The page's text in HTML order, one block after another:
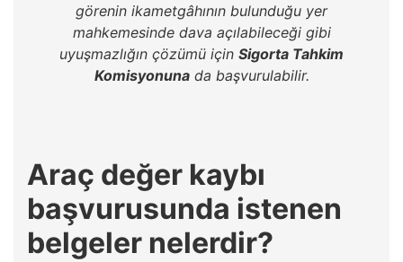
görenin ikametgâhının bulunduğu yer
mahkemesinde dava açılabileceği gibi
uyuşmazlığın çözümü için Sigorta Tahkim
Komisyonunada başvurulabilir.
Araç değer kaybı
başvurusunda istenen
belgeler nelerdir?